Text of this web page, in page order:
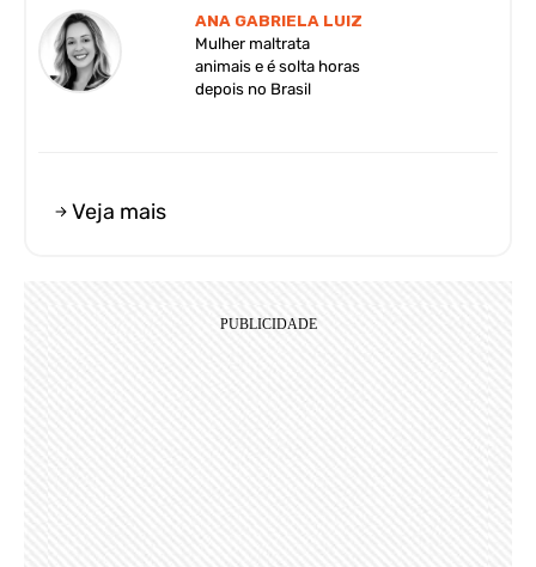
ANA GABRIELA LUIZ
Mulher maltrata
animais e é solta horas
depois no Brasil
Veja mais